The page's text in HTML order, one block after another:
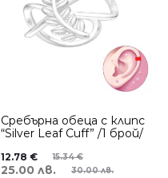
Сребърнa oбеца с клипс
“Silver Leaf Cuff” /1 брой/
15.34€
12.78 €
30.00 лв.
25.00 лв.